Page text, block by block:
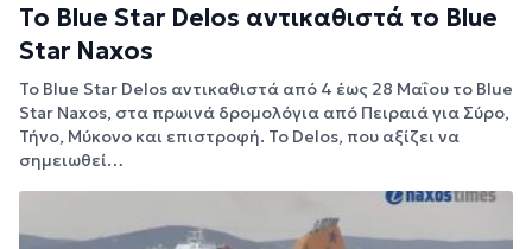
To Blue Star Delos αντικαθιστά το Blue
Star Naxos
Το Blue Star Delos αντικαθιστά από 4 έως 28 Μαΐου το Blue
Star Naxos, στα πρωινά δρομολόγια από Πειραιά για Σύρο,
Τήνο, Μύκονο και επιστροφή. Το Delos, που αξίζει να
σημειωθεί…